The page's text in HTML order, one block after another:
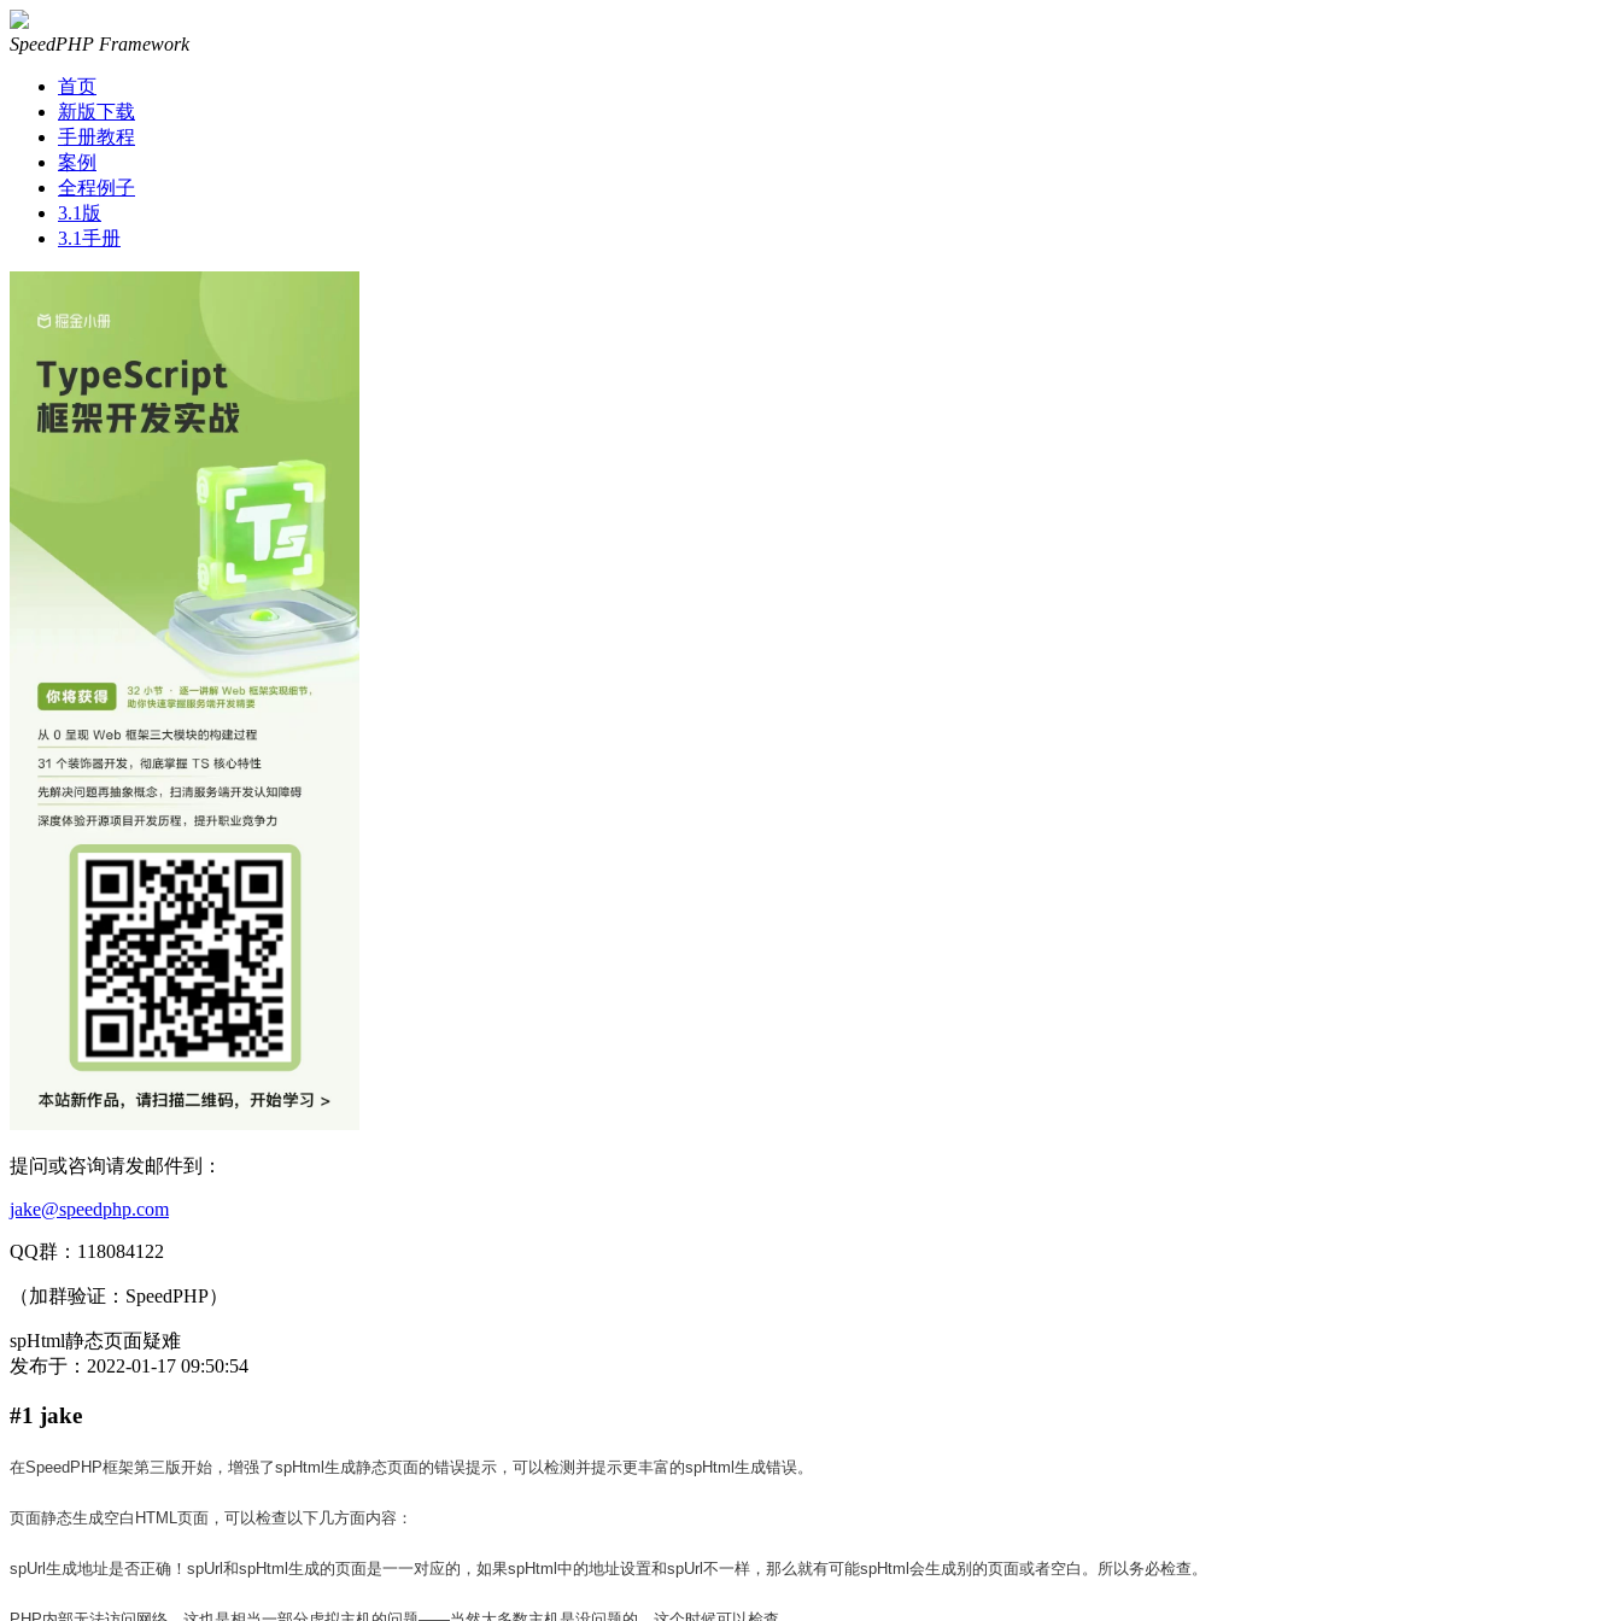
SpeedPHP Framework
首页
新版下载
手册教程
案例
全程例子
3.1版
3.1手册
提问或咨询请发邮件到：
jake@speedphp.com
QQ群：118084122
（加群验证：SpeedPHP）
spHtml静态页面疑难
发布于： 2022-01-17 09:50:54
#1 jake
在SpeedPHP框架第三版开始，增强了spHtml生成静态页面的错误提示，可以检测并提示更丰富的spHtml生成错误。
页面静态生成空白HTML页面，可以检查以下几方面内容：
spUrl生成地址是否正确！spUrl和spHtml生成的页面是一一对应的，如果spHtml中的地址设置和spUrl不一样，那么就有可能spHtml会生成别的页面或者空白。所以务必检查。